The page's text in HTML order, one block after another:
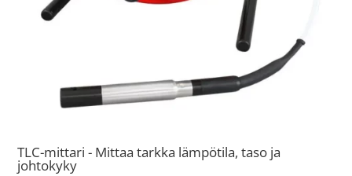
TLC-mittari - Mittaa tarkka lämpötila, taso ja
johtokyky